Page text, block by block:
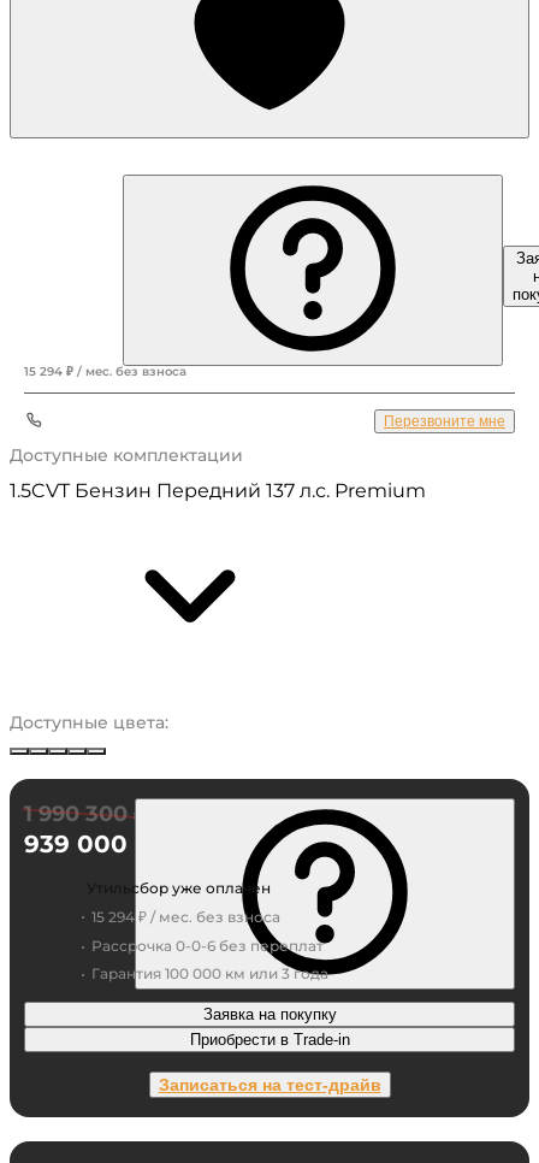
Доступные комплектации
1.5CVT Бензин Передний 137 л.с. Premium
Доступные цвета:
1 990 300 ₽
939 000 ₽
Утильсбор уже оплачен
15 294 ₽ / мес. без взноса
Рассрочка 0-0-6 без переплат
Гарантия 100 000 км или 3 года
Заявка на покупку
Приобрести в Trade-in
Записаться на тест-драйв
15 294 ₽ / мес. без взноса
Перезвоните мне